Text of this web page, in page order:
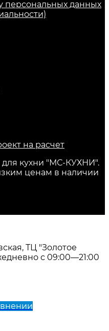
персональных данных
на расчет
кухни "МС-КУХНИ".
ценам в наличии
ТЦ "Золотое
с 09:00—21:00